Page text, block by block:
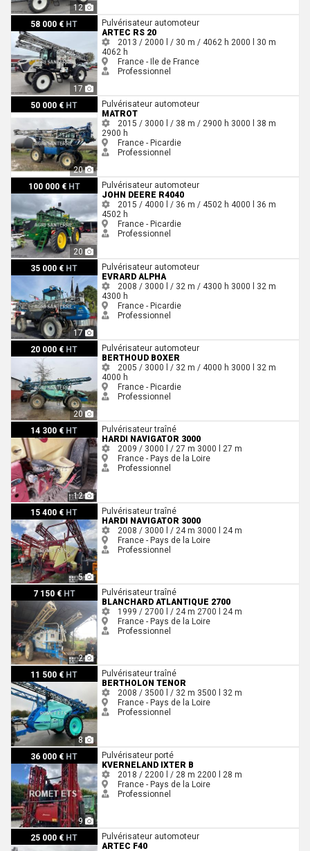
12
58 000 € HT
17
Artec RS 20
Pulvérisateur automoteur
ARTEC RS 20
2013 / 2000 l / 30 m / 4062 h 2000 l 30 m
4062 h
France - Ile de France
Professionnel
50 000 € HT
20
Matrot
Pulvérisateur automoteur
MATROT
2015 / 3000 l / 38 m / 2900 h 3000 l 38 m
2900 h
France - Picardie
Professionnel
100 000 € HT
20
John Deere R4040
Pulvérisateur automoteur
JOHN DEERE R4040
2015 / 4000 l / 36 m / 4502 h 4000 l 36 m
4502 h
France - Picardie
Professionnel
35 000 € HT
17
Evrard ALPHA
Pulvérisateur automoteur
EVRARD ALPHA
2008 / 3000 l / 32 m / 4300 h 3000 l 32 m
4300 h
France - Picardie
Professionnel
20 000 € HT
20
Berthoud BOXER
Pulvérisateur automoteur
BERTHOUD BOXER
2005 / 3000 l / 32 m / 4000 h 3000 l 32 m
4000 h
France - Picardie
Professionnel
14 300 € HT
12
Hardi NAVIGATOR 3000
Pulvérisateur traîné
HARDI NAVIGATOR 3000
2009 / 3000 l / 27 m 3000 l 27 m
France - Pays de la Loire
Professionnel
15 400 € HT
5
Hardi NAVIGATOR 3000
Pulvérisateur traîné
HARDI NAVIGATOR 3000
2008 / 3000 l / 24 m 3000 l 24 m
France - Pays de la Loire
Professionnel
7 150 € HT
2
Blanchard ATLANTIQUE 2700Pulvérisateur traîné
BLANCHARD ATLANTIQUE 2700
1999 / 2700 l / 24 m 2700 l 24 m
France - Pays de la Loire
Professionnel
11 500 € HT
8
Bertholon TENOR
Pulvérisateur traîné
BERTHOLON TENOR
2008 / 3500 l / 32 m 3500 l 32 m
France - Pays de la Loire
Professionnel
36 000 € HT
9
Kverneland IXTER B
Pulvérisateur porté
KVERNELAND IXTER B
2018 / 2200 l / 28 m 2200 l 28 m
France - Pays de la Loire
Professionnel
25 000 € HT
Artec F40
Pulvérisateur automoteur
ARTEC F40